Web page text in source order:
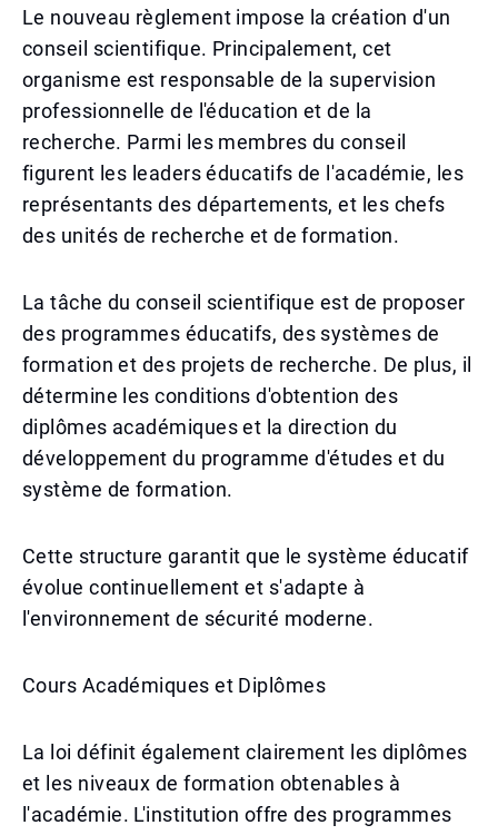
Le nouveau règlement impose la création d'un
conseil scientifique. Principalement, cet
organisme est responsable de la supervision
professionnelle de l'éducation et de la
recherche. Parmi les membres du conseil
figurent les leaders éducatifs de l'académie, les
représentants des départements, et les chefs
des unités de recherche et de formation.
La tâche du conseil scientifique est de proposer
des programmes éducatifs, des systèmes de
formation et des projets de recherche. De plus, il
détermine les conditions d'obtention des
diplômes académiques et la direction du
développement du programme d'études et du
système de formation.
Cette structure garantit que le système éducatif
évolue continuellement et s'adapte à
l'environnement de sécurité moderne.
Cours Académiques et Diplômes
La loi définit également clairement les diplômes
et les niveaux de formation obtenables à
l'académie. L'institution offre des programmes